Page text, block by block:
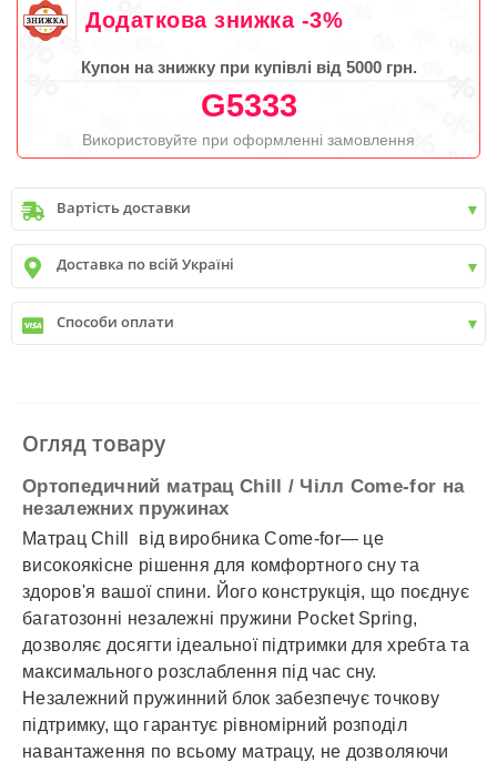
Додаткова знижка -3%
Купон на знижку при купівлі від 5000 грн.
G5333
Використовуйте при оформленні замовлення
Вартість доставки
Київдо9999 грн. -400 грн.
Київвід9999 грн - БЕЗКОШТОВНО
Київ передмістя +30 грн\км
Доставка по всій Україні
✓Нова пошта
✓Делівері
✓Автолюкс
Способи оплати
✓ Детальніше
Огляд товару
Ортопедичний матрац Chill / Чілл Come-for на
незалежних пружинах
Матрац Chill від виробника Come-for— це
високоякісне рішення для комфортного сну та
здоров'я вашої спини. Його конструкція, що поєднує
багатозонні незалежні пружини Pocket Spring,
дозволяє досягти ідеальної підтримки для хребта та
максимального розслаблення під час сну.
Незалежний пружинний блок забезпечує точкову
підтримку, що гарантує рівномірний розподіл
навантаження по всьому матрацу, не дозволяючи